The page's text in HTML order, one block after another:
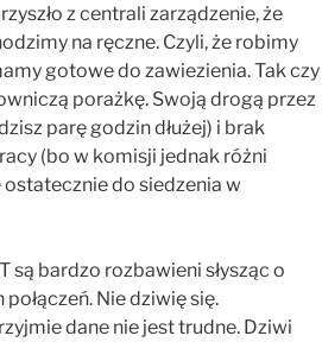
z centrali zarządzenie, że
na ręczne. Czyli, że robimy
gotowe do zawiezienia. Tak czy
porażkę. Swoją drogą przez
parę godzin dłużej) i brak
(bo w komisji jednak różni
ostatecznie do siedzenia w
są bardzo rozbawieni słysząc o
Nie dziwię się.
dane nie jest trudne. Dziwi